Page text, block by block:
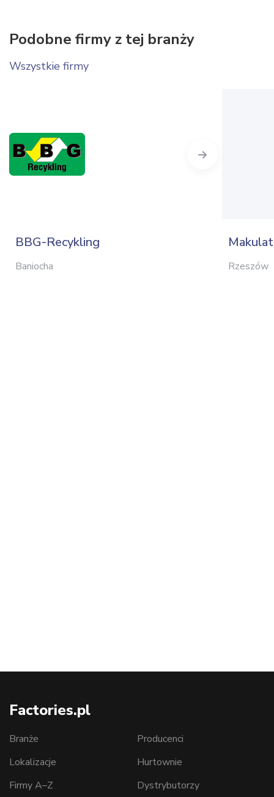
Podobne firmy z tej branży
Wszystkie firmy
BBG-Recykling
Baniocha Rzeszów
Factories.pl
Branże
Lokalizacje
Firmy A–Z
Producenci
Hurtownie
Dystrybutorzy